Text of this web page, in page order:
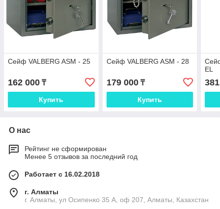
Сейф VALBERG ASM - 25
162 000 ₸
Купить
Сейф VALBERG ASM - 28
179 000₸
Купить
EL
О нас
Рейтинг не сформирован
Менее 5 отзывов за последний год
Работает с 16.02.2018
г. Алматы
г. Алматы, ул Осипенко 35 А, оф 207, Алматы, Казахстан